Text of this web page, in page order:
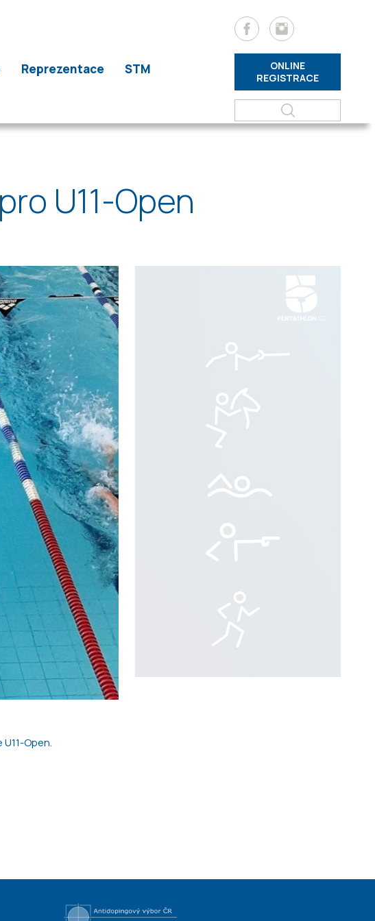
Reprezentace STM
ONLINE
REGISTRACE
U11-Open
Open.